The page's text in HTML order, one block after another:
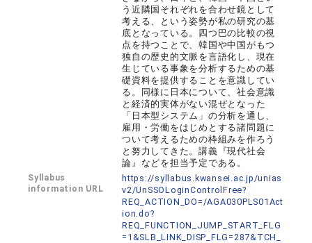
う近隣国それぞれを合わせ鏡として
考える、という姿勢が私の研究の基
底となっている。四つ巴の比較の視
点を持つことで、韓国や中国がもつ
独自の歴史的文脈を言語化し、現在
生じている事象を分析するための基
礎資料を提供することを意識してい
る。同様に日本について、社会意識
と経済的実体がない混ぜとなった
「日本型システム」の分析を通し、
雇用・労働をはじめとする諸問題に
ついて考えるための枠組みを作ろう
と努力してきた。講義『現代社会
論』などを担当予定である。
Syllabus
information URL
https://syllabus.kwansei.ac.jp/unias
v2/UnSSOLoginControlFree?
REQ_ACTION_DO=/AGA030PLS01Act
ion.do?
REQ_FUNCTION_JUMP_START_FLG
=1&SLB_LINK_DISP_FLG=287&TCH_